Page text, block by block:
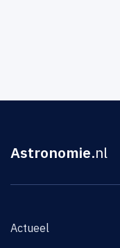
Astronomie.nl
Actueel